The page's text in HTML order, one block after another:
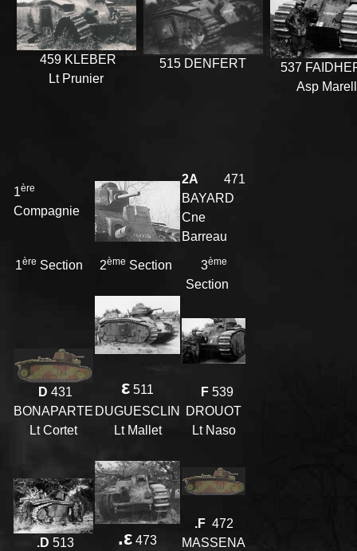
459 KLEBER
Lt Prunier
515 DENFERT
537
Asp
1ère
Compagnie
2A 471
BAYARD
Cne
Barreau
1ère Section 2ème Section 3ème
Section
D 431
BONAPARTE
Lt Cortet
ε 511
DUGUESCLIN
Lt Mallet
F539
DROUOT
Lt Naso
.D 513
.ε 473
.F472
MASSENA